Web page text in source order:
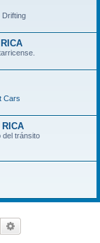
Drifting
Cars
del tránsito
Buscar